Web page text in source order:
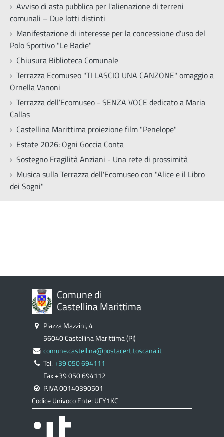
Avviso di asta pubblica per l'alienazione di terreni
comunali – Due lotti distinti
Manifestazione di interesse per la concessione d'uso del
Polo Sportivo "Le Badie"
Chiusura Biblioteca Comunale
Terrazza Ecomuseo "TI LASCIO UNA CANZONE" omaggio a
Ornella Vanoni
Terrazza dell’Ecomuseo - SENZA VOCE dedicato a Maria
Callas
Castellina Marittima proiezione film "Penelope"
Estate 2026: Ogni Goccia Conta
Sostegno Fragilità Anziani - Una rete di prossimità
Musica sulla Terrazza dell'Ecomuseo con "Alice e il Libro
dei Sogni"
Comune di
Castellina Marittima
Piazza Mazzini, 4
56040 Castellina Marittima (PI)
comune.castellina@postacert.toscana.it
Tel.+39 050 694111
Fax +39 050 694112
P.IVA 00140390501
Codice Univoco Ente: UFY1KC